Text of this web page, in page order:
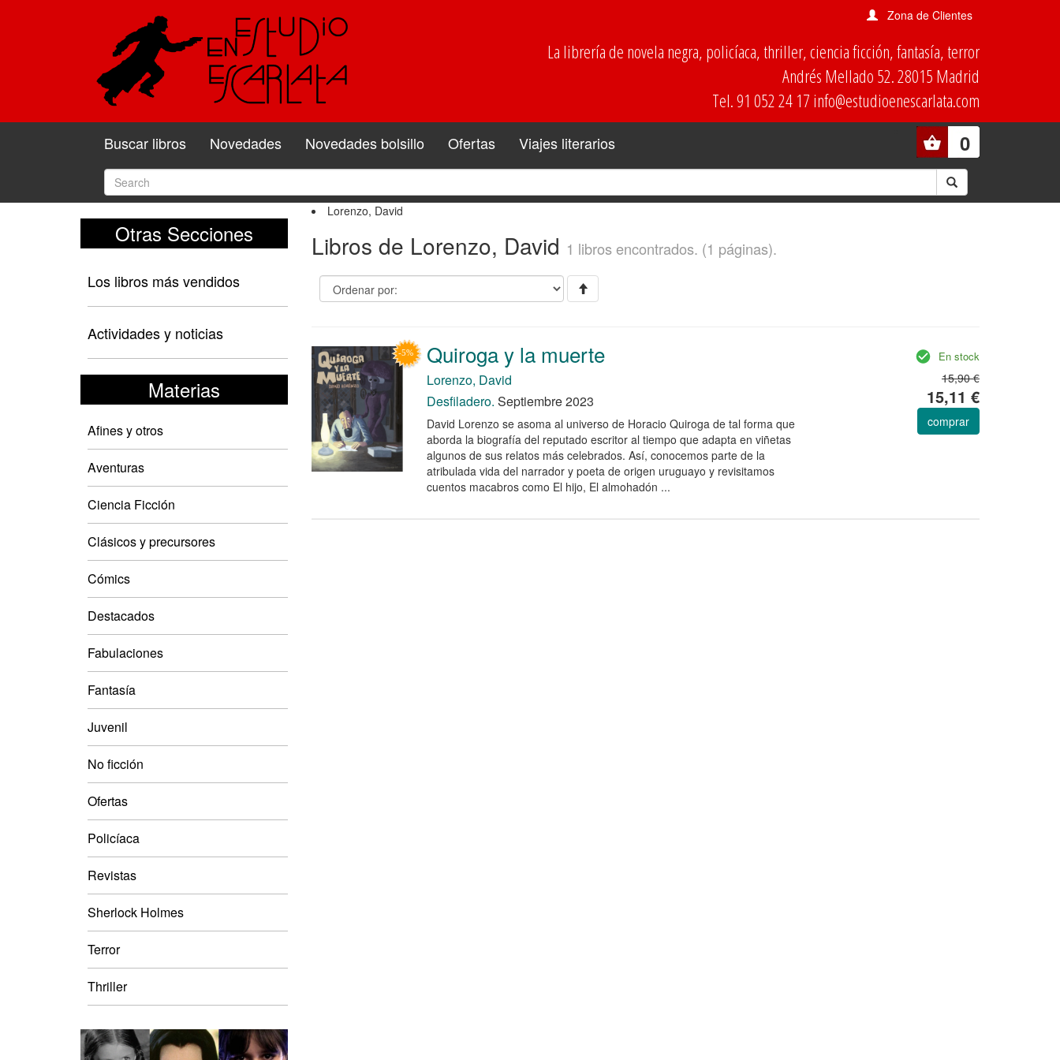
Zona de Clientes
La librería de novela negra, policíaca, thriller, ciencia ficción, fantasía, terror
Andrés Mellado 52. 28015 Madrid
Tel. 91 052 24 17 info@estudioenescarlata.com
0
Buscar libros Novedades Novedades bolsillo Ofertas Viajes literarios
Otras Secciones
Los libros más vendidos
Actividades y noticias
Materias
Afines y otros
Aventuras
Ciencia Ficción
Clásicos y precursores
Cómics
Destacados
Fabulaciones
Fantasía
Juvenil
No ficción
Ofertas
Policíaca
Revistas
Sherlock Holmes
Terror
Thriller
Lorenzo, David
Libros de Lorenzo, David 1 libros encontrados. (1 páginas).
Quiroga y la muerte
Lorenzo, David
Desfiladero. Septiembre 2023
David Lorenzo se asoma al universo de Horacio Quiroga de tal forma que
aborda la biografía del reputado escritor al tiempo que adapta en viñetas
algunos de sus relatos más celebrados. Así, conocemos parte de la
atribulada vida del narrador y poeta de origen uruguayo y revisitamos
cuentos macabros como El hijo, El almohadón ...
En stock
15,90 €
15,11 €
comprar